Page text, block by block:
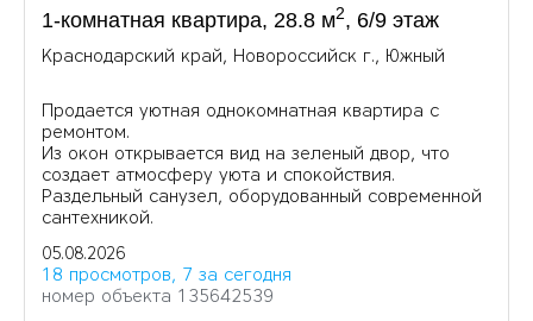
1-комнатная квартира, 28.8 м2, 6/9 этаж
Краснодарский край, Новороссийск г., Южный
Продается уютная однокомнатная квартира с
ремонтом.
Из окон открывается вид на зеленый двор, что
создает атмосферу уюта и спокойствия.
Раздельный санузел, оборудованный современной
сантехникой.
05.08.2026
18 просмотров, 7 за сегодня
номер объекта 135642539